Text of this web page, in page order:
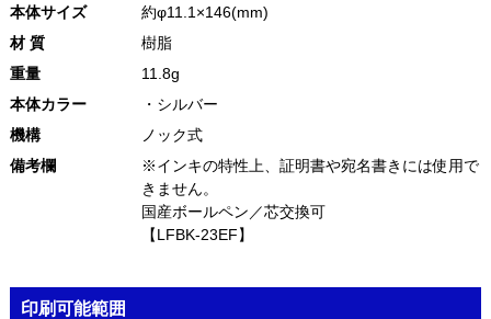
本体サイズ
約φ11.1×146(mm)
材 質
樹脂
重量
11.8g
本体カラー
・シルバー
機構
ノック式
備考欄
※インキの特性上、証明書や宛名書きには使用で
きません。
国産ボールペン／芯交換可
【LFBK-23EF】
印刷可能範囲